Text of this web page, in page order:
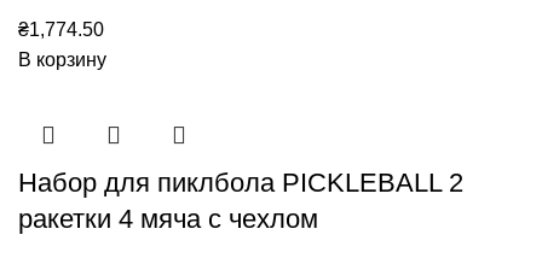
₴1,774.50
В корзину
Набор для пиклбола PICKLEBALL 2
ракетки 4 мяча с чехлом